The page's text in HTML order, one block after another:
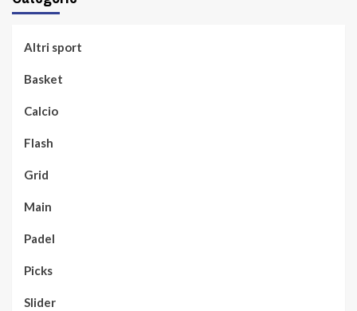
Altri sport
Basket
Calcio
Flash
Grid
Main
Padel
Picks
Slider